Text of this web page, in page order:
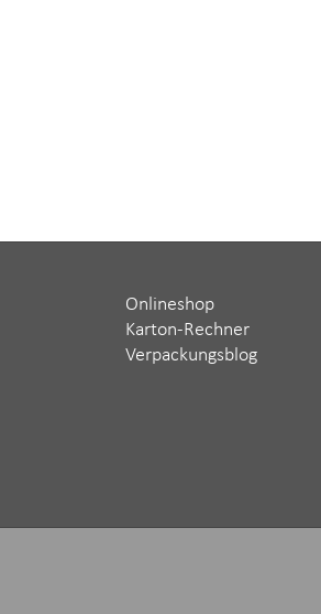
Onlineshop
Karton-Rechner
Verpackungsblog